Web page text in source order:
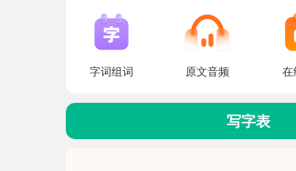
字词组词 原文音频 在
写字表